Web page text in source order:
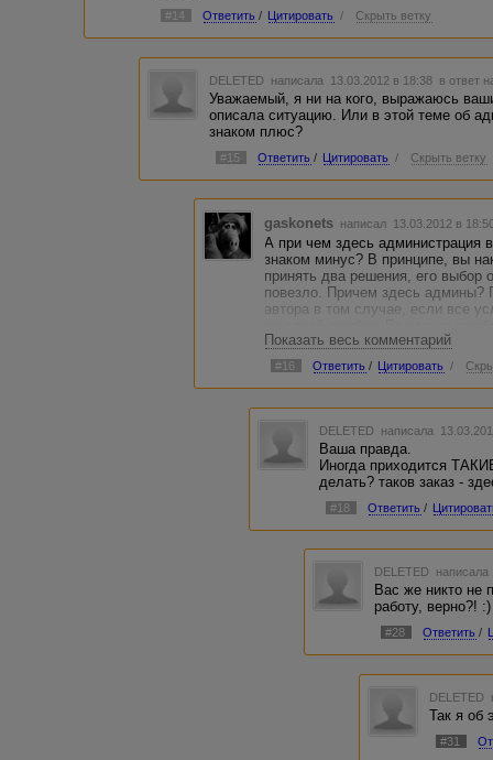
#14 Ответить / Цитировать / Скрыть ветку
DELETED написала 13.03.2012 в 18:38 в ответ
Уважаемый, я ни на кого, выражаюсь
описала ситуацию. Или в этой теме об
знаком плюс?
#15 Ответить / Цитировать / Скрыть ветку
gaskonets написал 13.03.2012 в
А при чем здесь администрация
знаком минус? В принципе, вы
принять два решения, его выбор
повезло. Причем здесь админы?
автора в том случае, если все
под эти условия. Так чего вы
Показать весь комментарий
#16 Ответить / Цитировать /
DELETED написала
Ваша правда.
Иногда приходится
делать? таков заказ -
#18 Ответить /
DELETED
Вас же никто не
работу, верно?! :)
#28 Ответить /
DELETED
Так я об
#31